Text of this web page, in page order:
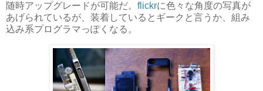
随時アップグレードが可能だ。 flickrに色々な角度の写真が
あげられているが、装着しているとギークと言うか、組み
込み系プログラマっぽくなる。